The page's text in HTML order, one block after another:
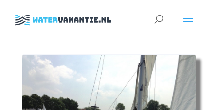
Zoeken